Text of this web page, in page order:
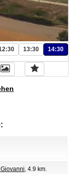
13:30 14:30
, 4.9 km.